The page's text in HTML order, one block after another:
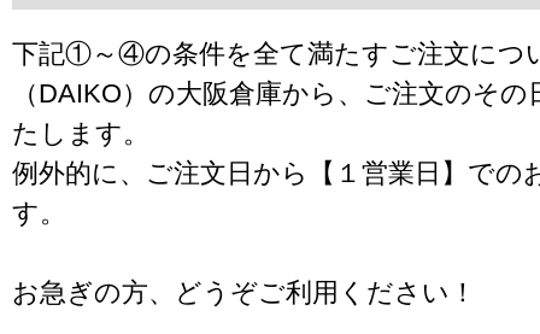
下記①～④の条件を全て満たすご注文につ
（DAIKO）の大阪倉庫から、ご注文のそ
たします。
例外的に、ご注文日から【１営業日】での
す。
お急ぎの方、どうぞご利用ください！